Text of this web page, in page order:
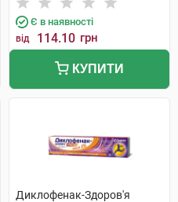
Є в наявності
від 114.10 грн
КУПИТИ
Диклофенак-Здоров'я